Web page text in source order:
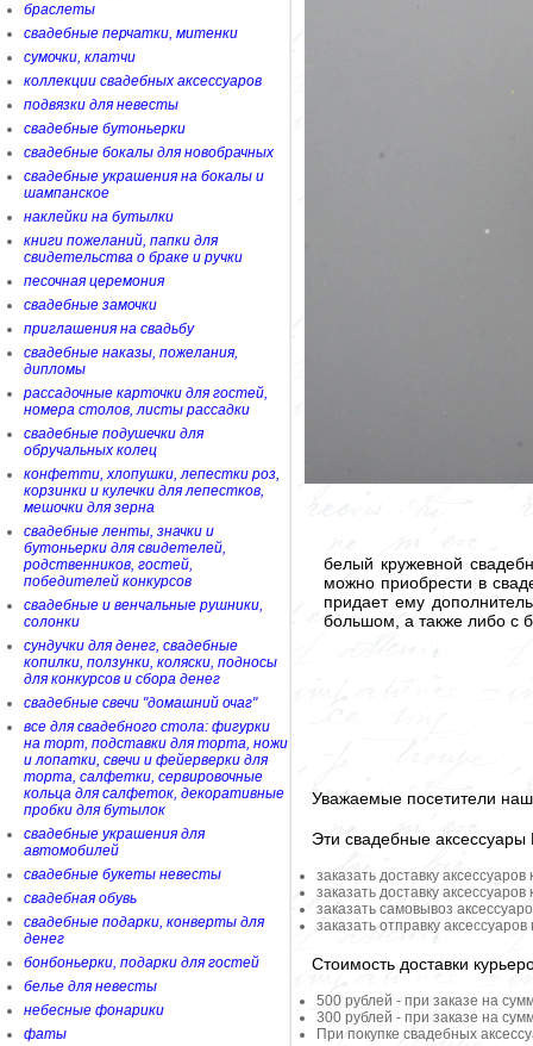
браслеты
свадебные перчатки, митенки
сумочки, клатчи
коллекции свадебных аксессуаров
подвязки для невесты
свадебные бутоньерки
свадебные бокалы для новобрачных
свадебные украшения на бокалы и
шампанское
наклейки на бутылки
книги пожеланий, папки для
свидетельства о браке и ручки
песочная церемония
свадебные замочки
приглашения на свадьбу
свадебные наказы, пожелания,
дипломы
рассадочные карточки для гостей,
номера столов, листы рассадки
свадебные подушечки для
обручальных колец
конфетти, хлопушки, лепестки роз,
корзинки и кулечки для лепестков,
мешочки для зерна
свадебные ленты, значки и
бутоньерки для свидетелей,
родственников, гостей,
победителей конкурсов
свадебные и венчальные рушники,
солонки
сундучки для денег, свадебные
копилки, ползунки, коляски, подносы
для конкурсов и сбора денег
свадебные свечи "домашний очаг"
все для свадебного стола: фигурки
на торт, подставки для торта, ножи
и лопатки, свечи и фейерверки для
торта, салфетки, сервировочные
кольца для салфеток, декоративные
пробки для бутылок
свадебные украшения для
автомобилей
свадебные букеты невесты
свадебная обувь
свадебные подарки, конверты для
денег
бонбоньерки, подарки для гостей
белье для невесты
небесные фонарики
фаты
белый кружевной
можно приобрести в
придает ему
большом, а также либо с
Уважаемые посетители
Эти свадебные
заказать доставку
заказать доставку
заказать самовывоз
заказать отправку
Стоимость доставки
500 рублей - при заказе на
300 рублей - при заказе на
При покупке свадебных